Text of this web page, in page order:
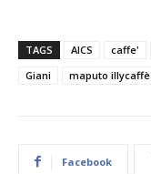
TAGS AICS caffe'
Giani
maputo illycaffè
Facebook